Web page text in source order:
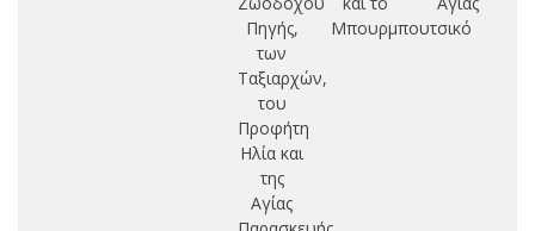
Πηγής,
των
Ταξιαρχών,
του
Προφήτη
Ηλία και
της
Αγίας
Μπουρμπουτσικό